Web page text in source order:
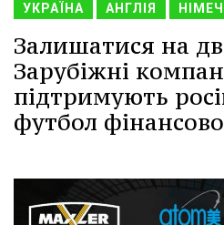
УКРАЇНА АНГЛІЯ
Залишатися на
Зарубіжні
підтримують
футбол